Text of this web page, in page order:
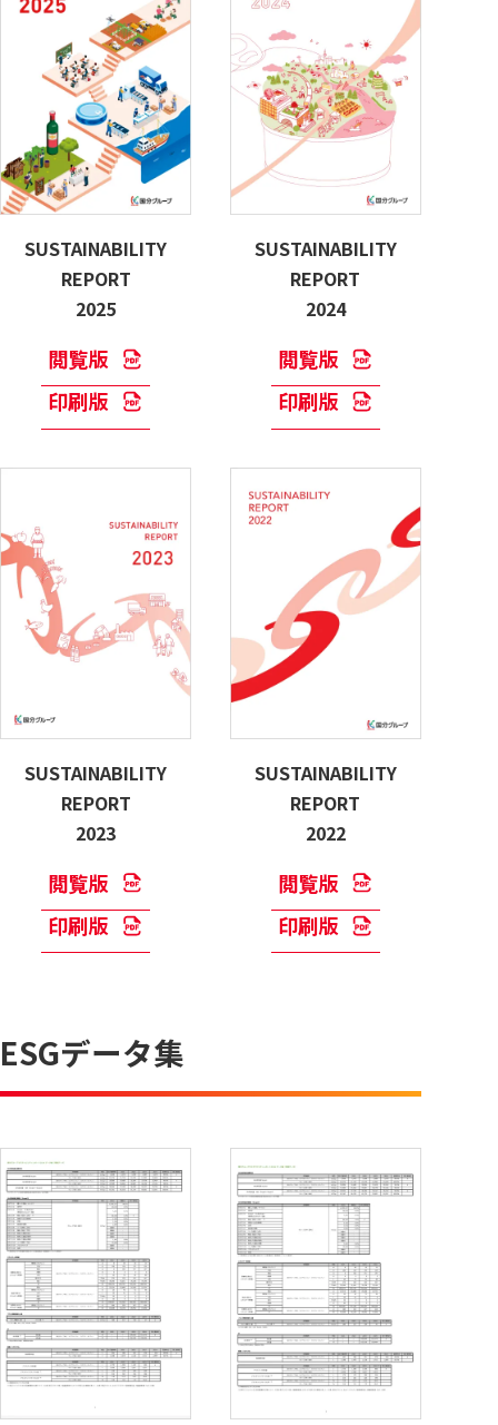
SUSTAINABILITY
REPORT
2025
閲覧版
印刷版
SUSTAINABILITY
REPORT
2024
閲覧版
印刷版
SUSTAINABILITY
REPORT
2023
閲覧版
印刷版
SUSTAINABILITY
REPORT
2022
閲覧版
印刷版
ESGデータ集